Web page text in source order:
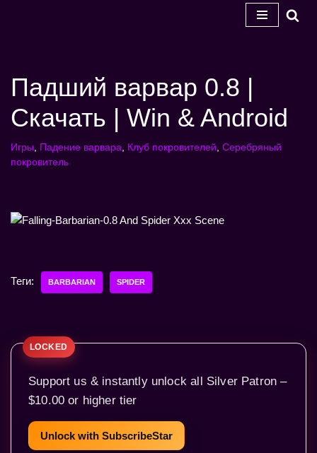
Падший варвар 0.8 |
Скачать | Win & Android
Игры, Падение варвара, Клуб покровителей, Серебряный
покровитель
Теги: BARBARIAN SPIDER
Support us & instantly unlock all Silver Patron –
$10.00 or higher tier
Unlock with SubscribeStar